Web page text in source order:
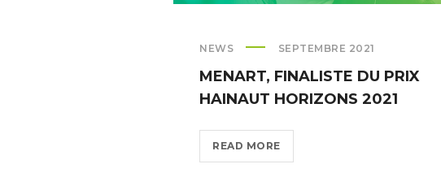
NEWS SEPTEMBRE 2021
MENART, FINALISTE DU PRIX
HAINAUT HORIZONS 2021
READ MOREMENART,
FINALISTE